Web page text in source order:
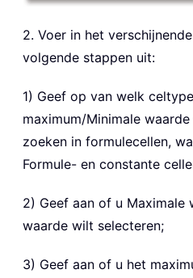
2. Voer in het
volgende stappen uit:
1) Geef op van welk
maximum/Minimale
zoeken in formulecellen,
Formule- en constante
2) Geef aan of u Maximale
waarde wilt selecteren;
3) Geef aan of u het